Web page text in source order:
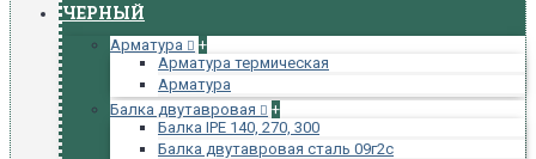
ЧЕРНЫЙ
Арматура
+
Арматура термическая
Арматура
Балка двутавровая
+
Балка IPE 140, 270, 300
Балка двутавровая сталь 09г2с